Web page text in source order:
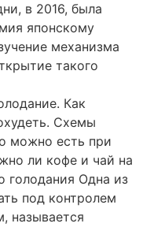
в 2016, была
японскому
механизма
такого
Как
Схемы
можно есть при
ли кофе и чай на
голодания Одна из
под контролем
называется